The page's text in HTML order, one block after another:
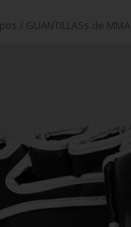
/ GUANTILLASs de MMA